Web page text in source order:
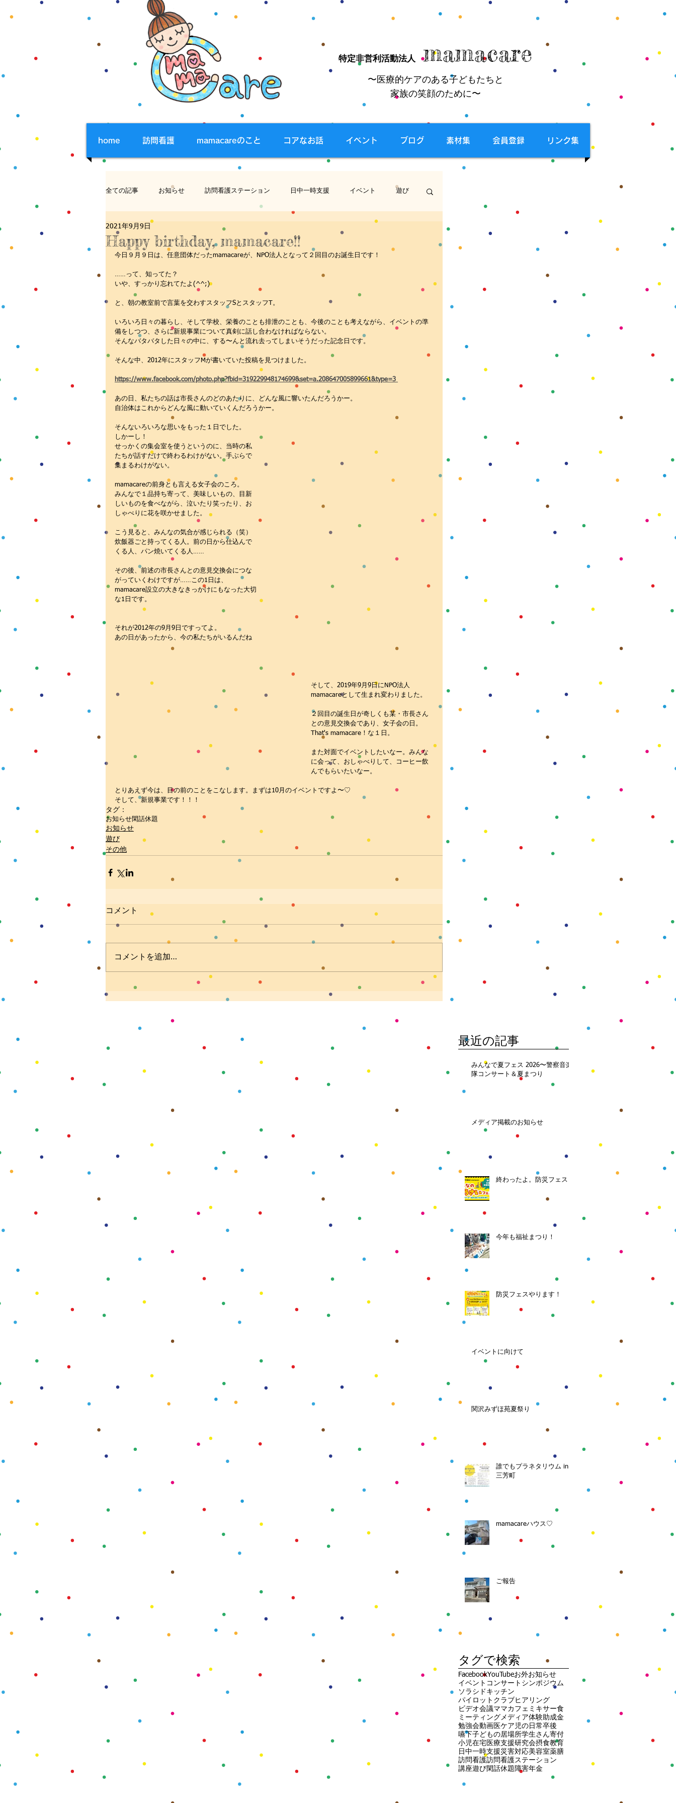
特定非営利活動法人 mamacare
〜医療的ケアのある子どもたちと
家族の笑顔のために〜
home 訪問看護 mamacareのこと コアなお話 イベント ブログ 素材集 会員登録 リンク集
全ての記事 お知らせ 訪問看護ステーション 日中一時支援 イベント 遊び
食べる お役立ち メディア Facebook
Happy birthday, mamacare!!
2021年9月9日
今日９月９日は、任意団体だったmamacareが、NPO法人となって２回目のお誕生日です！
……って、知ってた？
いや、すっかり忘れてたよ(^^;)
と、朝の教室前で言葉を交わすスタッフSとスタッフT。
いろいろ日々の暮らし、そして学校、栄養のことも排泄のことも、今後のことも考えながら、イベントの準
備をしつつ、さらに新規事業について真剣に話し合わなければならない。
そんなバタバタした日々の中に、する〜んと流れ去ってしまいそうだった記念日です。
そんな中、2012年にスタッフMが書いていた投稿を見つけました。
https://www.facebook.com/photo.php?fbid=319229948174699&set=a.208647005899661&type=3
あの日、私たちの話は市長さんのどのあたりに、どんな風に響いたんだろうかー。
自治体はこれからどんな風に動いていくんだろうかー。
そんないろいろな思いをもった１日でした。
しかーし！
せっかくの集会室を使うというのに、当時の私
たちが話すだけで終わるわけがない。手ぶらで
集まるわけがない。
mamacareの前身とも言える女子会のころ。
みんなで１品持ち寄って、美味しいもの、目新
しいものを食べながら、泣いたり笑ったり、お
しゃべりに花を咲かせました。
こう見ると、みんなの気合が感じられる（笑）
炊飯器ごと持ってくる人。前の日から仕込んで
くる人、パン焼いてくる人……
その後、前述の市長さんとの意見交換会につな
がっていくわけですが……この1日は、
mamacare設立の大きなきっかけにもなった大切
な1日です。
それが2012年の9月9日ですってよ。
あの日があったから、今の私たちがいるんだね
そして、2019年9月9日にNPO法人
mamacareとして生まれ変わりました。
２回目の誕生日が奇しくも某・市長さん
との意見交換会であり、女子会の日。
That's mamacare！な１日。
また対面でイベントしたいなー。みんな
に会って、おしゃべりして、コーヒー飲
んでもらいたいなー。
とりあえず今は、目の前のことをこなします。まずは10月のイベントですよ〜♡
そして、新規事業です！！！
タグ：
お知らせ閑話休題
お知らせ
遊び
その他
コメント
コメントを追加…
最近の記事
みんなで夏フェス 2026〜警察音楽
隊コンサート＆夏まつり
メディア掲載のお知らせ
終わったよ。防災フェス
今年も福祉まつり！
防災フェスやります！
イベントに向けて
関沢みずほ苑夏祭り
誰でもプラネタリウム in
三芳町
mamacareハウス♡
ご報告
タグで検索
FacebookYouTubeお外お知らせ
イベント コンサート シンポジウム
ソラシドキッチン
パイロットクラブ ヒアリング
ビデオ会議ママカフェ ミキサー食
ミーティング メディア体験助成金
勉強会動画 医ケア児の日常卒後
嚥下子どもの居場所学生さん寄付
小児在宅医療支援研究会摂食教育
日中一時支援災害対応美容室薬膳
訪問看護訪問看護ステーション
講座遊び閑話休題 障害年金